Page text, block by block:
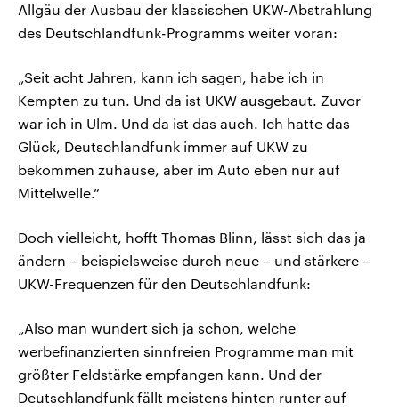
Allgäu der Ausbau der klassischen UKW-Abstrahlung
des Deutschlandfunk-Programms weiter voran:
„Seit acht Jahren, kann ich sagen, habe ich in
Kempten zu tun. Und da ist UKW ausgebaut. Zuvor
war ich in Ulm. Und da ist das auch. Ich hatte das
Glück, Deutschlandfunk immer auf UKW zu
bekommen zuhause, aber im Auto eben nur auf
Mittelwelle.“
Doch vielleicht, hofft Thomas Blinn, lässt sich das ja
ändern – beispielsweise durch neue – und stärkere –
UKW-Frequenzen für den Deutschlandfunk:
„Also man wundert sich ja schon, welche
werbefinanzierten sinnfreien Programme man mit
größter Feldstärke empfangen kann. Und der
Deutschlandfunk fällt meistens hinten runter auf